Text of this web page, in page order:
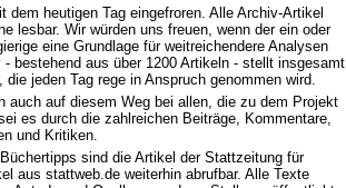
dem heutigen Tag eingefroren. Alle Archiv-Artikel
lesbar. Wir würden uns freuen, wenn der ein oder
eine Grundlage für weitreichendere Analysen
bestehend aus über 1200 Artikeln - stellt insgesamt
jeden Tag rege in Anspruch genommen wird.
auch auf diesem Weg bei allen, die zu dem Projekt
es durch die zahlreichen Beiträge, Kommentare,
und Kritiken.
sind die Artikel der Stattzeitung für
aus stattweb.de weiterhin abrufbar. Alle Texte